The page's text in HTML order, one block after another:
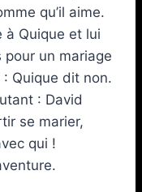
qu’il aime.
à Quique et lui
un mariage
Quique dit non.
: David
se marier,
qui !